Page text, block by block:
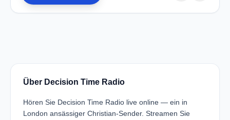
Über Decision Time Radio
Hören Sie Decision Time Radio live online — ein in
London ansässiger Christian-Sender. Streamen Sie